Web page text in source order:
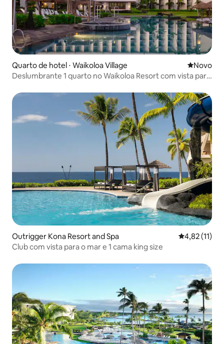
Quarto de hotel ⋅ Waikoloa Village Novo
Novo
Deslumbrante 1 quarto no Waikoloa Resort com vista para
Outrigger Kona Resort and Spa 4,82 de uma
4,82 (11)
Club com vista para o mar e 1 cama king size